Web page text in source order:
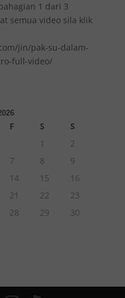
1 dari 3
semua video sila klik
jin/pak-su-dalam-
full-video/
F S
S
1
2
7 8
9
14 15
16
21 22
23
28 29
30